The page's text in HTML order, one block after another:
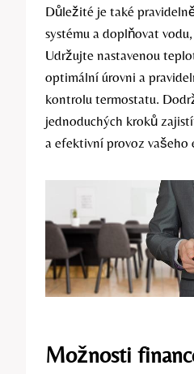
Důležité je také
systému a doplňovat
Udržujte nastavenou
optimální úrovni a
kontrolu termostatu.
jednoduchých kroků
a efektivní provoz vašeho
Možnosti